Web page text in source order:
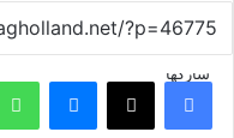
شاركهافيسبوك ‫X ماسنجر